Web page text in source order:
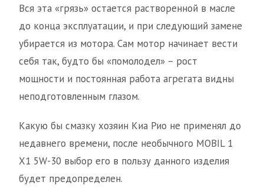
Вся эта «грязь» остается растворенной в масле
до конца эксплуатации, и при следующий замене
убирается из мотора. Сам мотор начинает вести
себя так, будто бы «помолодел» – рост
мощности и постоянная работа агрегата видны
неподготовленным глазом.
Какую бы смазку хозяин Киа Рио не применял до
недавнего времени, после необычного MOBIL 1
X1 5W-30 выбор его в пользу данного изделия
будет предопределен.